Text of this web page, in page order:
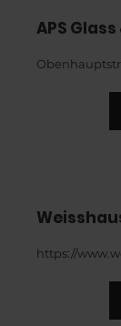
APS
https://